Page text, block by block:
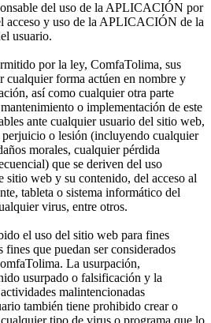
del uso de la APLICACIÓN por
acceso y uso de la APLICACIÓN de la
usuario.
por la ley, ComfaTolima, sus
cualquier forma actúen en nombre y
así como cualquier otra parte
o implementación de este
ante cualquier usuario del sitio web,
o lesión (incluyendo cualquier
morales, cualquier pérdida
que se deriven del uso
sitio web y su contenido, del acceso al
tableta o sistema informático del
virus, entre otros.
el uso del sitio web para fines
fines que puedan ser considerados
La usurpación,
usurpado o falsificación y la
malintencionadas
también tiene prohibido crear o